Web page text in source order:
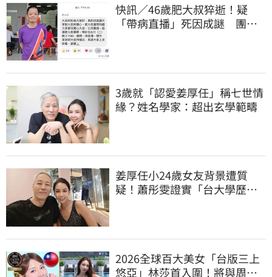
快訊／46歲肥大叔猝逝！疑
「帶病直播」死因成謎 團隊
3歲就「認愛姜厚任」稱七世情
緣？姓名學家：超出玄學範疇
姜厚任小24歲女友背景遭質
疑！蕭彤雯證實「台大學歷是
2026全球百大美女「台版三上
悠亞」林莎首入圍！將與周子